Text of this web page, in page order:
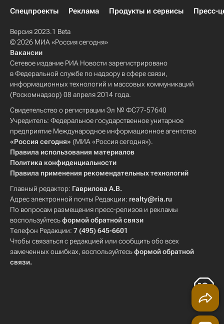
Спецпроекты
Реклама Продукты и сервисы Пресс-
Версия 2023.1 Beta
© 2026 МИА «Россия сегодня»
Вакансии
Сетевое издание РИА Новости зарегистрировано
в Федеральной службе по надзору в сфере связи,
информационных технологий и массовых коммуникаций
(Роскомнадзор) 08 апреля 2014 года.
Свидетельство о регистрации Эл № ФС77-57640
Учредитель: Федеральное государственное унитарное
предприятие Международное информационное агентство
«Россия сегодня» (МИА «Россия сегодня»).
Правила использования материалов
Политика конфиденциальности
Правила применения рекомендательных технологий
Главный редактор: Гаврилова А.В.
Адрес электронной почты Редакции: realty@ria.ru
По вопросам размещения пресс-релизов и рекламы
воспользуйтесьформой обратной связи
Телефон Редакции: 7 (495) 645-6601
Чтобы связаться с редакцией или сообщить обо всех
замеченных ошибках, воспользуйтесьформой обратной
связи.